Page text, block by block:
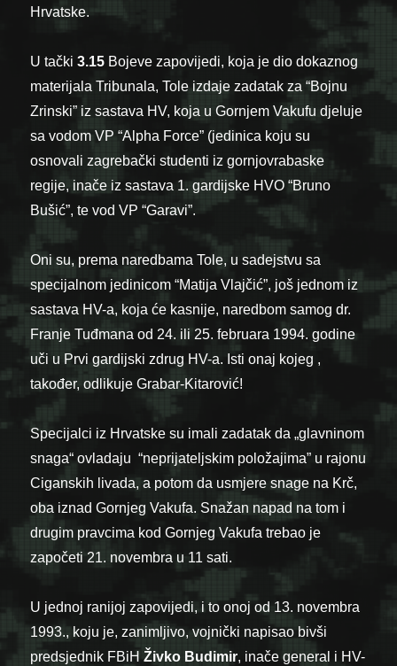
Hrvatske.
U tački 3.15 Bojeve zapovijedi, koja je dio dokaznog
materijala Tribunala, Tole izdaje zadatak za “Bojnu
Zrinski” iz sastava HV, koja u Gornjem Vakufu djeluje
sa vodom VP “Alpha Force” (jedinica koju su
osnovali zagrebački studenti iz gornjovrabaske
regije, inače iz sastava 1. gardijske HVO “Bruno
Bušić”, te vod VP “Garavi”.
Oni su, prema naredbama Tole, u sadejstvu sa
specijalnom jedinicom “Matija Vlajčić”, još jednom iz
sastava HV-a, koja će kasnije, naredbom samog dr.
Franje Tuđmana od 24. ili 25. februara 1994. godine
uči u Prvi gardijski zdrug HV-a. Isti onaj kojeg ,
također, odlikuje Grabar-Kitarović!
Specijalci iz Hrvatske su imali zadatak da „glavninom
snaga“ ovladaju “neprijateljskim položajima” u rajonu
Ciganskih livada, a potom da usmjere snage na Krč,
oba iznad Gornjeg Vakufa. Snažan napad na tom i
drugim pravcima kod Gornjeg Vakufa trebao je
započeti 21. novembra u 11 sati.
U jednoj ranijoj zapovijedi, i to onoj od 13. novembra
1993., koju je, zanimljivo, vojnički napisao bivši
predsjednik FBiHŽivko Budimir, inače general i HV-